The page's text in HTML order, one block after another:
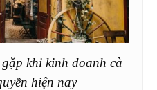
khi kinh doanh cà
hiện nay